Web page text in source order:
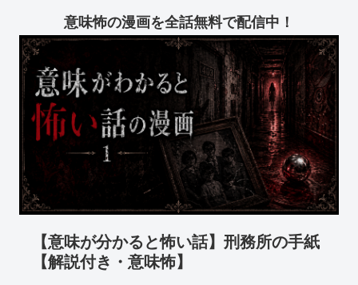
意味怖の漫画を全話無料で配信中！
【意味が分かると怖い話】刑務所の手紙
【解説付き・意味怖】